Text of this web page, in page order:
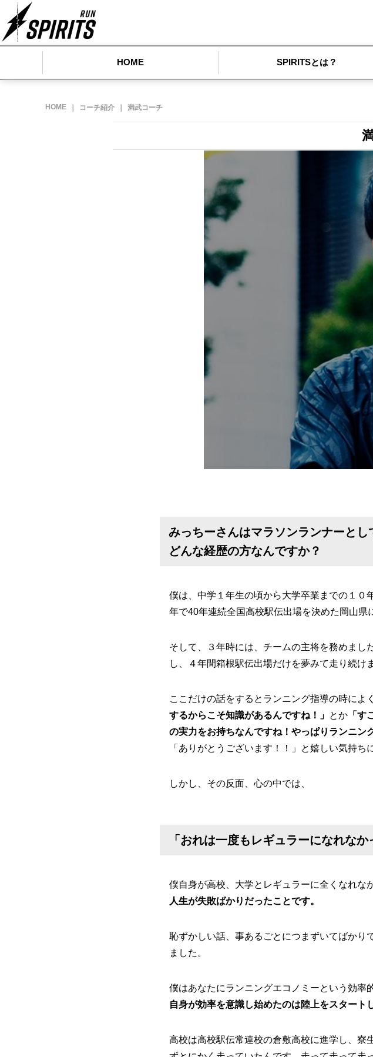
HOME SPIRITSとは？
HOME コーチ紹介 満武コーチ
みっちーさんはマラソンランナーとし
どんな経歴の方なんですか？
僕は、中学１年生の頃から大学卒業までの１０
年で40年連続全国高校駅伝出場を決めた岡山県
そして、３年時には、チームの主将を務めまし
し、４年間箱根駅伝出場だけを夢みて走り続け
ここだけの話をするとランニング指導の時によ
するからこそ知識があるんですね！」 とか 「す
の実力をお持ちなんですね！やっぱりランニン
「ありがとうございます！！」と嬉しい気持ち
しかし、その反面、心の中では、
「おれは一度もレギュラーになれなか
僕自身が高校、大学とレギュラーに全くなれな
人生が失敗ばかりだったことです。
恥ずかしい話、事あるごとにつまずいてばかり
ました。
僕はあなたにランニングエコノミーという効率
自身が効率を意識し始めたのは陸上をスタート
高校は高校駅伝常連校の倉敷高校に進学し、寮